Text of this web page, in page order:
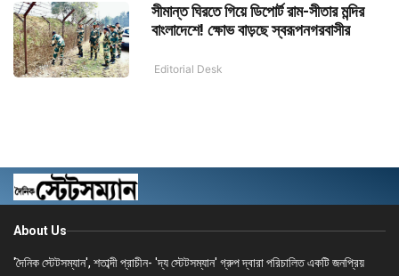
সীমান্ত ঘিরতে গিয়ে ডিপোর্ট রাম-সীতার মন্দির
বাংলাদেশে! ক্ষোভ বাড়ছে স্বরূপনগরবাসীর
Editorial Desk
About Us
'দৈনিক স্টেটসম্যান', শতাব্দী প্রাচীন- 'দ্য স্টেটসম্যান' গ্রুপ দ্বারা পরিচালিত একটি জনপ্রিয়